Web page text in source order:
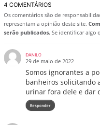
4 COMENTÁRIOS
Os comentários são de
representam a opinião deste site.
serão publicados. Se identificar algo
DANILO
29 de maio de 2022
Somos ignorantes a
banheiros solicitando
urinar fora dele e dar
Responder